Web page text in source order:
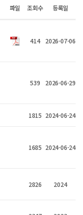
파일 조회수 등록일
414 2026-07-06
539 2026-06-29
1815 2024-06-24
1685 2024-06-24
2826 2024